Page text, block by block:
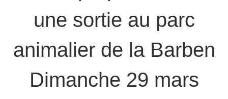
une sortie au parc
animalier de la Barben
Dimanche 29 mars